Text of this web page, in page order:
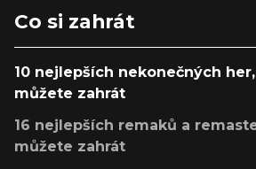
Co si zahrát
10 nejlepších nekonečných
můžete zahrát
16 nejlepších remaků a
můžete zahrát